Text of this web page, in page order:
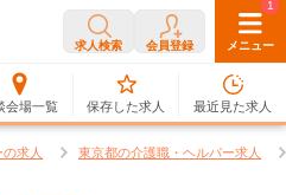
求人検索 会員登録 メニュー
会場一覧
0
保存した求人
1
最近見た求人
求人 東京都の介護職・ヘルパー求人